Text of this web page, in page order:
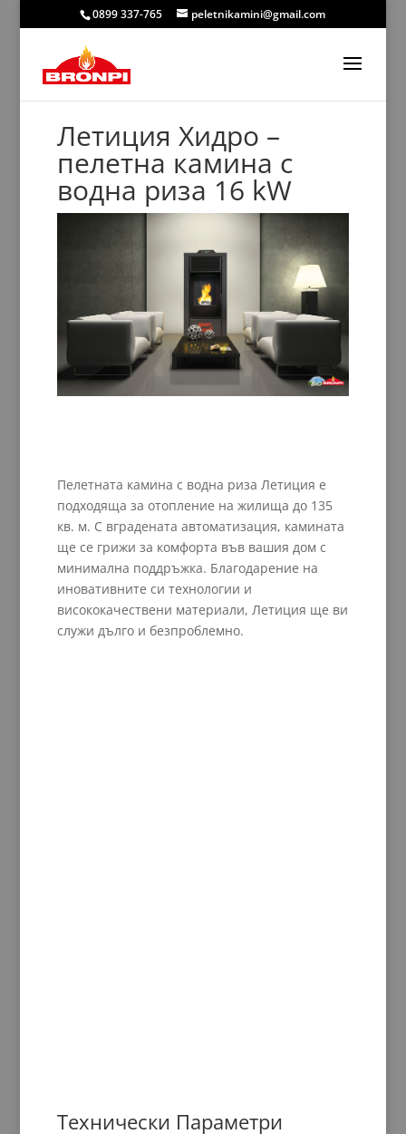
0899 337-765 peletnikamini@gmail.com
Летиция Хидро –
пелетна камина с
водна риза 16 kW
Пелетната камина с водна риза Летиция е
подходяща за отопление на жилища до 135
кв. м. С вградената автоматизация, камината
ще се грижи за комфорта във вашия дом с
минимална поддръжка. Благодарение на
иновативните си технологии и
висококачествени материали, Летиция ще ви
служи дълго и безпроблемно.
Технически Параметри